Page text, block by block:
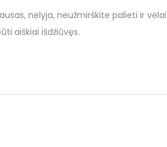
nelyja, neužmirškite palieti ir vėlai
aiškiai išdžiūvęs.